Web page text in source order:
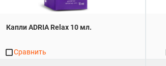
Капли ADRIA Relax 10 мл.
Сравнить